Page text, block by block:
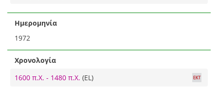
Ημερομηνία
1972
Χρονολογία
1600 π.Χ. - 1480 π.Χ. (EL)